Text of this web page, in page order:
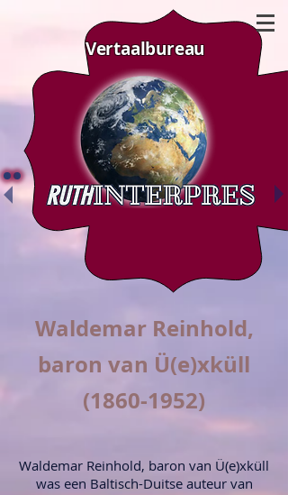
Vertaalbureau
Waldemar Reinhold,
baron van Ü(e)xküll
(1860-1952)
Waldemar Reinhold, baron van Ü(e)xküll
was een Baltisch-Duitse auteur van